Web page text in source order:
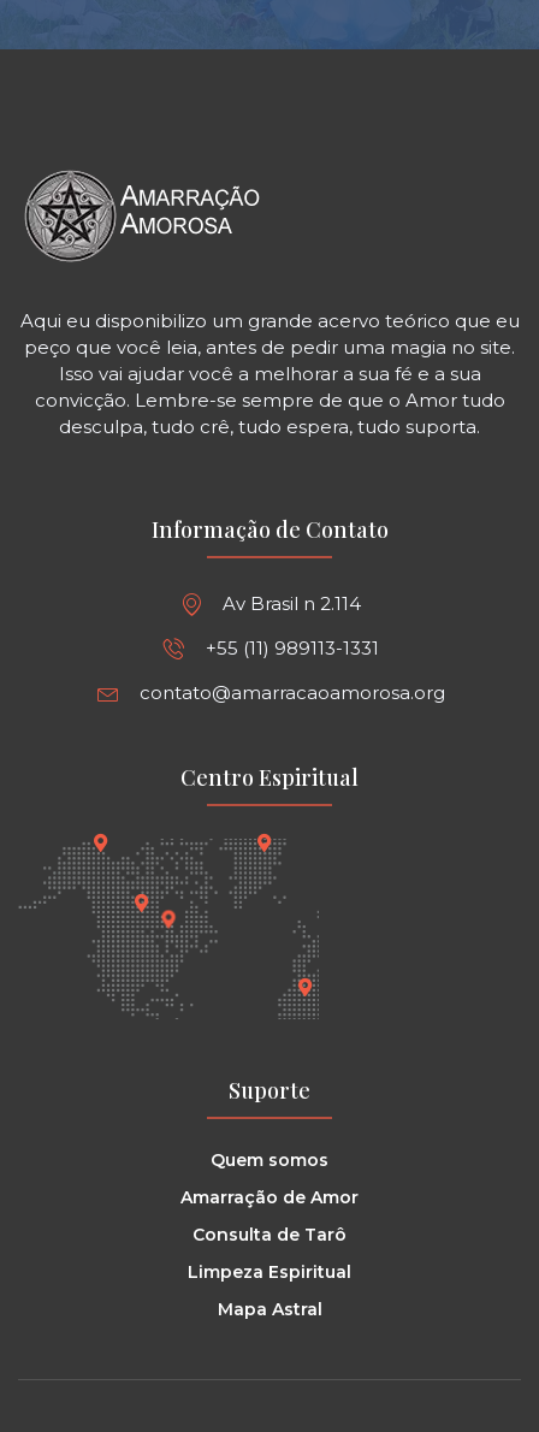
Aqui eu disponibilizo um grande acervo teórico que eu
peço que você leia, antes de pedir uma magia no site.
Isso vai ajudar você a melhorar a sua fé e a sua
convicção. Lembre-se sempre de que o Amor tudo
desculpa, tudo crê, tudo espera, tudo suporta.
Informação de Contato
Av Brasil n 2.114
+55 (11) 989113-1331
contato@amarracaoamorosa.org
Centro Espiritual
Suporte
Quem somos
Amarração de Amor
Consulta de Tarô
Limpeza Espiritual
Mapa Astral